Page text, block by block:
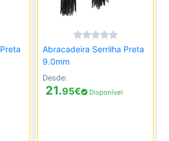
Abracadeira Serrilha Preta
9.0mm
Desde:
21.95€ Disponível